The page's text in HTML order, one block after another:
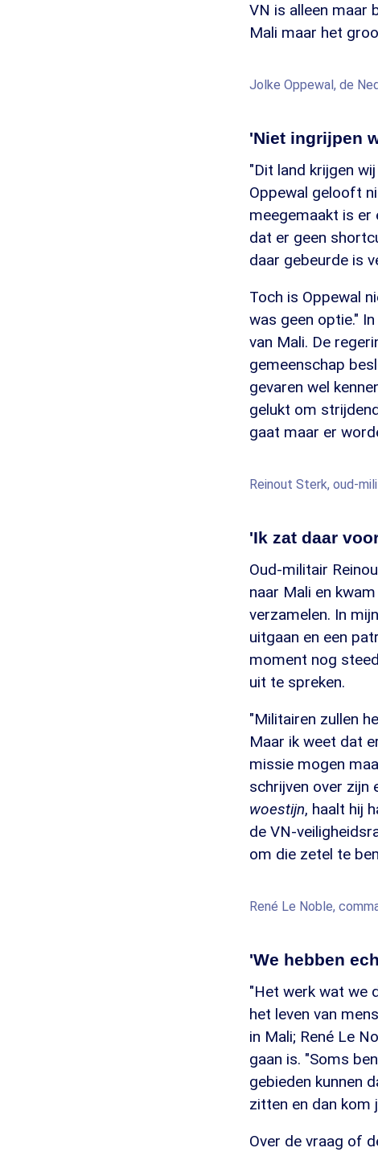
VN is alleen maar
Mali maar het
Jolke Oppewal, de
'Niet ingrijpen
"Dit land krijgen
Oppewal gelooft
meegemaakt is er
dat er geen
daar gebeurde is
Toch is Oppewal
was geen optie."
van Mali. De
gemeenschap
gevaren wel
gelukt om
gaat maar er
Reinout Sterk, oud-
'Ik zat daar
Oud-militair
naar Mali en
verzamelen. In
uitgaan en een
moment nog
uit te spreken.
"Militairen zullen
Maar ik weet dat
missie mogen
schrijven over zijn
woestijn, haalt hij
de VN-
om die zetel te
René Le Noble,
'We hebben
"Het werk wat we
het leven van
in Mali; René Le
gaan is. "Soms
gebieden kunnen
zitten en dan kom
Over de vraag of